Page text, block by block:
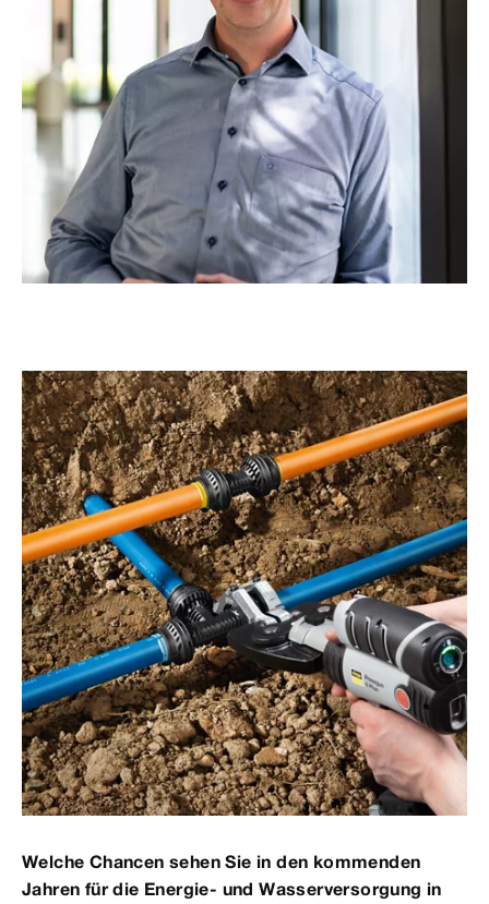
Welche Chancen sehen Sie in den kommenden
Jahren für die Energie- und Wasserversorgung in